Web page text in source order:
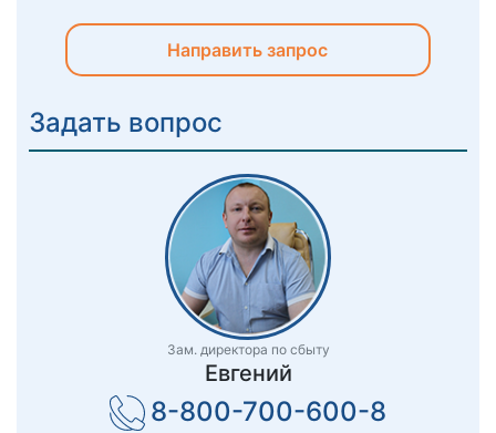
Направить запрос
Задать вопрос
Зам. директора по сбыту
Евгений
8-800-700-600-8